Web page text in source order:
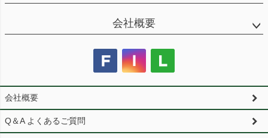
会社概要
会社概要
Q＆A よくあるご質問